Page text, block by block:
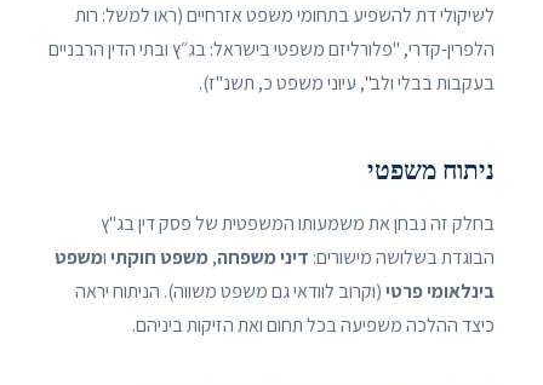
לשיקולי דת להשפיע בתחומי משפט אזרחיים (ראו למשל: רות
הלפרין-קדרי, "פלורליזם משפטי בישראל: בג״ץ ובתי הדין הרבניים
בעקבות בבלי ולב", עיוני משפט כ, תשנ"ז).
ניתוח משפטי
בחלק זה נבחן את משמעותו המשפטית של פסק דין בג"ץ
הבוגדת בשלושה מישורים: דיני משפחה, משפט חוקתי ומשפט
בינלאומי פרטי (וקרוב לוודאי גם משפט משווה). הניתוח יראה
כיצד ההלכה משפיעה בכל תחום ואת הזיקות ביניהם.